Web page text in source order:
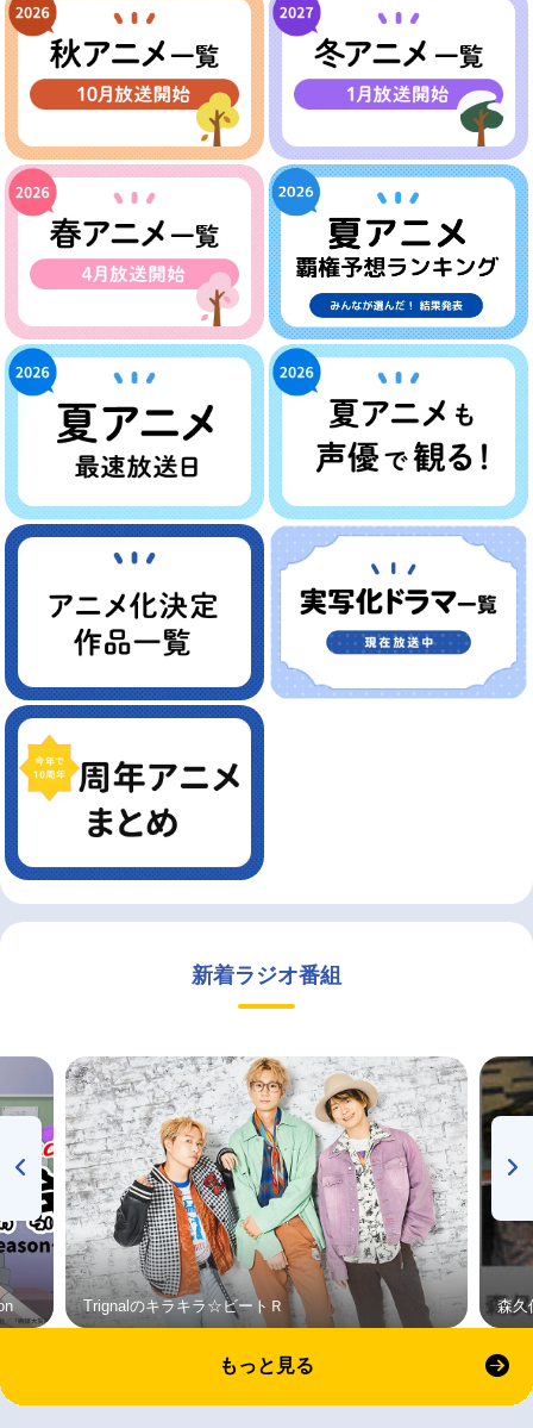
新着ラジオ番組
Trignalのキラキラ☆ビートＲ 森久
もっと見る